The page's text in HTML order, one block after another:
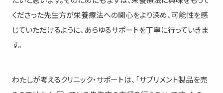
くださった先生方が栄養療法への関心をより深め、可能性を感
じていただけるように、あらゆるサポートを丁寧に行っていきま
す。
わたしが考えるクリニック・サポートは、「サプリメント製品を売